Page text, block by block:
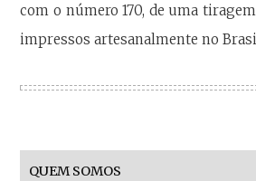
com o número 170, de uma
impressos artesanalmente no
QUEM SOMOS